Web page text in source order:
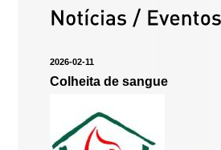
2026-02-11
Colheita de sangue